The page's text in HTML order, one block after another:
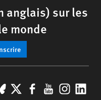
anglais) sur les
monde
X Facebook
YouTube